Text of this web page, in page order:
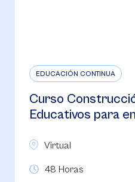
EDUCACIÓN CONTINUA
Curso
Educativos para
Virtual
48 Horas